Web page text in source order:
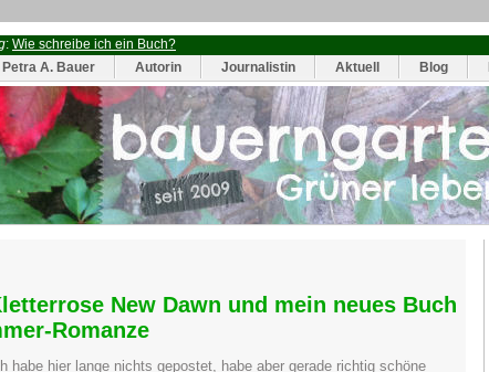
: Wie schreibe ich ein Buch?
Petra A. Bauer Autorin Journalistin Aktuell Blog
New Dawn und mein neues Buch
Romanze
habe hier lange nichts gepostet, habe aber gerade richtig schöne